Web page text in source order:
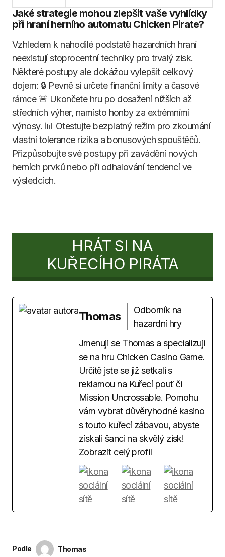
Jaké strategie mohou zlepšit vaše vyhlídky
při hraní herního automatu Chicken Pirate?
Vzhledem k nahodilé podstatě hazardních hraní
neexistují stoprocentní techniky pro trvalý zisk.
Některé postupy ale dokážou vylepšit celkový
dojem: 🔒 Pevně si určete finanční limity a časové
rámce 🚨 Ukončete hru po dosažení nižších až
středních výher, namísto honby za extrémními
výnosy. 📊 Otestujte bezplatný režim pro zkoumání
vlastní tolerance rizika a bonusových spouštěčů.
Přizpůsobujte své postupy při zavádění nových
herních prvků nebo při odhalování tendencí ve
výsledcích.
HRÁT SI NA
KUŘECÍHO PIRÁTA
Thomas
Odborník na
hazardní hry
Jmenuji se Thomas a specializuji
se na hru Chicken Casino Game.
Určitě jste se již setkali s
reklamou na Kuřecí pouť či
Mission Uncrossable. Pomohu
vám vybrat důvěryhodné kasino
s touto kuřecí zábavou, abyste
získali šanci na skvělý zisk!
Zobrazit celý profil
Podle
Thomas